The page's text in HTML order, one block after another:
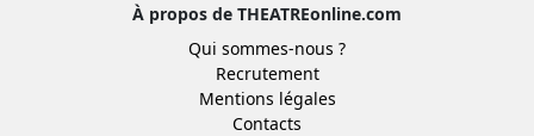
À propos de THEATREonline.com
Qui sommes-nous ?
Recrutement
Mentions légales
Contacts